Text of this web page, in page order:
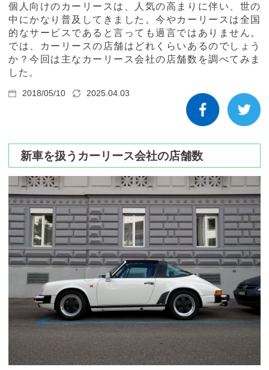
カーリース体験談
お役立ち記事
閉じる
個人向けのカーリースは、人気の高まりに伴い、世の
中にかなり普及してきました。今やカーリースは全国
的なサービスであると言っても過言ではありません。
では、カーリースの店舗はどれくらいあるのでしょう
か？今回は主なカーリース会社の店舗数を調べてみま
した。
2018/05/10 2025.04.03
新車を扱うカーリース会社の店舗数